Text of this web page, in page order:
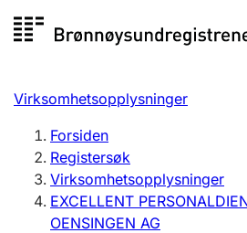
til
Registersøk
Aksjeselskap
Enkeltpersonforetak
Registrere, endre, slette
Virksomhetsopplysninger
Forsiden
Registersøk
Virksomhetsopplysninger
EXCELLENT
OENSINGEN AG